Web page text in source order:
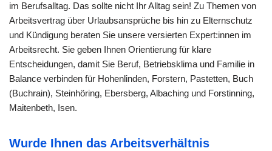
im Berufsalltag. Das sollte nicht Ihr Alltag sein! Zu Themen von
Arbeitsvertrag über Urlaubsansprüche bis hin zu Elternschutz
und Kündigung beraten Sie unsere versierten Expert:innen im
Arbeitsrecht. Sie geben Ihnen Orientierung für klare
Entscheidungen, damit Sie Beruf, Betriebsklima und Familie in
Balance verbinden für Hohenlinden, Forstern, Pastetten, Buch
(Buchrain), Steinhöring, Ebersberg, Albaching und Forstinning,
Maitenbeth, Isen.
Wurde Ihnen das Arbeitsverhältnis